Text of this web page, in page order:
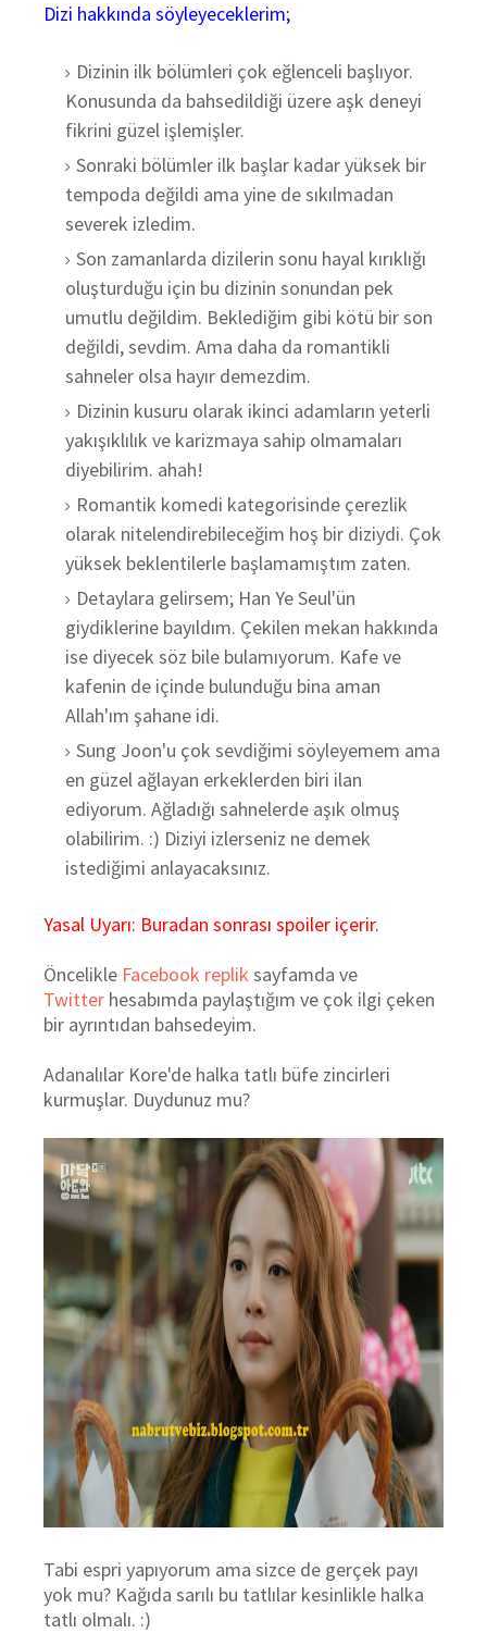
Dizi hakkında söyleyeceklerim;
Dizinin ilk bölümleri çok eğlenceli başlıyor.
Konusunda da bahsedildiği üzere aşk deneyi
fikrini güzel işlemişler.
Sonraki bölümler ilk başlar kadar yüksek bir
tempoda değildi ama yine de sıkılmadan
severek izledim.
Son zamanlarda dizilerin sonu hayal kırıklığı
oluşturduğu için bu dizinin sonundan pek
umutlu değildim. Beklediğim gibi kötü bir son
değildi, sevdim. Ama daha da romantikli
sahneler olsa hayır demezdim.
Dizinin kusuru olarak ikinci adamların yeterli
yakışıklılık ve karizmaya sahip olmamaları
diyebilirim. ahah!
Romantik komedi kategorisinde çerezlik
olarak nitelendirebileceğim hoş bir diziydi. Çok
yüksek beklentilerle başlamamıştım zaten.
Detaylara gelirsem; Han Ye Seul'ün
giydiklerine bayıldım. Çekilen mekan hakkında
ise diyecek söz bile bulamıyorum. Kafe ve
kafenin de içinde bulunduğu bina aman
Allah'ım şahane idi.
Sung Joon'u çok sevdiğimi söyleyemem ama
en güzel ağlayan erkeklerden biri ilan
ediyorum. Ağladığı sahnelerde aşık olmuş
olabilirim. :) Diziyi izlerseniz ne demek
istediğimi anlayacaksınız.
Yasal Uyarı: Buradan sonrası spoiler içerir.
Öncelikle Facebook replik sayfamda ve
Twitter hesabımda paylaştığım ve çok ilgi çeken
bir ayrıntıdan bahsedeyim.
Adanalılar Kore'de halka tatlı büfe zincirleri
kurmuşlar. Duydunuz mu?
Tabi espri yapıyorum ama sizce de gerçek payı
yok mu? Kağıda sarılı bu tatlılar kesinlikle halka
tatlı olmalı. :)